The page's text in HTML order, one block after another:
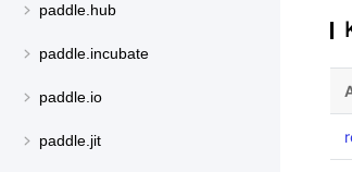
paddle.hub
paddle.incubate
paddle.io
paddle.jit